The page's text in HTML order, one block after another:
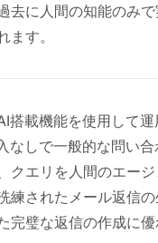
去に人間の知能のみ
す。
搭載機能を使用して
なしで一般的な問い
クエリを人間のエー
練されたメール返信
璧な返信の作成に優